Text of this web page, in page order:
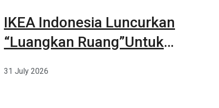
IKEA Indonesia Luncurkan
“Luangkan Ruang”Untuk
31 July 2026